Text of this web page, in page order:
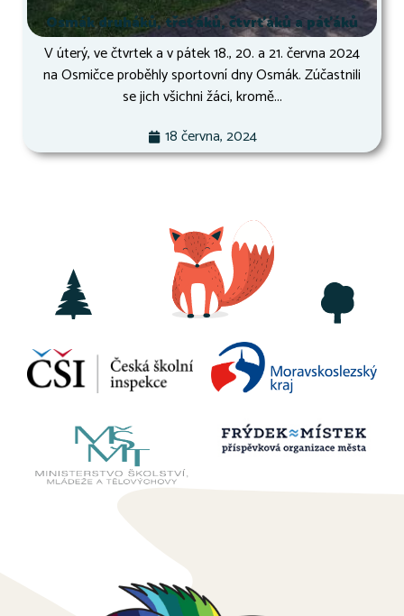
Osmák druháků, třeťáků, čtvrťáků a páťáků
V úterý, ve čtvrtek a v pátek 18., 20. a 21. června 2024
na Osmičce proběhly sportovní dny Osmák. Zúčastnili
se jich všichni žáci, kromě...
18 června, 2024